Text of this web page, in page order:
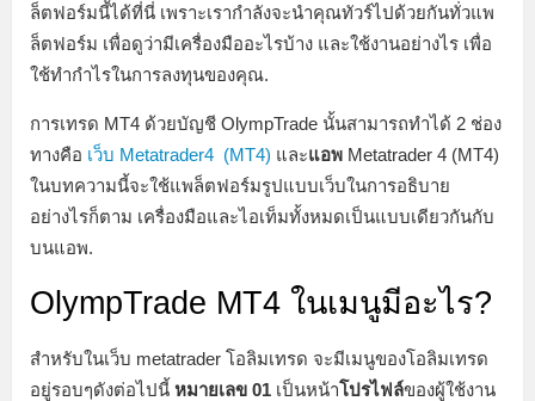
ล็ตฟอร์มนี้ได้ที่นี่ เพราะเรากำลังจะนำคุณทัวร์ไปด้วยกันทั่วแพ
ล็ตฟอร์ม เพื่อดูว่ามีเครื่องมืออะไรบ้าง และใช้งานอย่างไร เพื่อ
ใช้ทำกำไรในการลงทุนของคุณ.
การเทรด MT4 ด้วยบัญชี OlympTrade นั้นสามารถทำได้ 2 ช่อง
ทางคือ เว็บ Metatrader4 (MT4) และแอพ Metatrader 4 (MT4)
ในบทความนี้จะใช้แพล็ตฟอร์มรูปแบบเว็บในการอธิบาย
อย่างไรก็ตาม เครื่องมือและไอเท็มทั้งหมดเป็นแบบเดียวกันกับ
บนแอพ.
OlympTrade MT4 ในเมนูมีอะไร?
สำหรับในเว็บ metatrader โอลิมเทรด จะมีเมนูของโอลิมเทรด
อยู่รอบๆดังต่อไปนี้ หมายเลข 01 เป็นหน้าโปรไฟล์ของผู้ใช้งาน